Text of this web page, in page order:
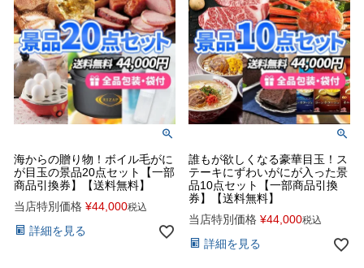
海からの贈り物！ボイル毛がに
が目玉の景品20点セット【一部
商品引換券】【送料無料】
当店特別価格 ¥44,000税込
詳細を見る
誰もが欲しくなる豪華目玉！ス
テーキにずわいがにが入った景
品10点セット【一部商品引換
券】【送料無料】
当店特別価格 ¥44,000税込
詳細を見る